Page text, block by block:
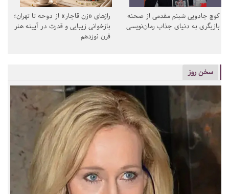
کوچ جادویی شبنم مقدمی از صحنه
بازیگری به دنیای جذاب رمان‌نویسی
رازهای «زن قاجار» از دوحه تا تهران؛
بازخوانی زیبایی و قدرت در آیینه هنر
قرن نوزدهم
سخن روز